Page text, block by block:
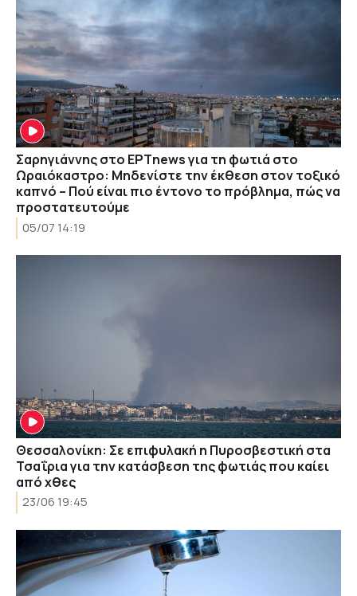
Σαρηγιάννης στο ΕΡΤnews για τη φωτιά στο
Ωραιόκαστρο: Μηδενίστε την έκθεση στον τοξικό
καπνό – Πού είναι πιο έντονο το πρόβλημα, πώς να
προστατευτούμε
05/07 14:19
Θεσσαλονίκη: Σε επιφυλακή η Πυροσβεστική στα
Τσαΐρια για την κατάσβεση της φωτιάς που καίει
από χθες
23/06 19:45